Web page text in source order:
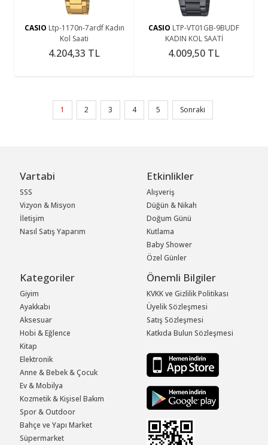
CASIO Ltp-1170n-7ardf Kadın
Kol Saati
4.204,33 TL
CASIO LTP-VT01GB-9BUDF
KADIN KOL SAATİ
4.009,50 TL
1 2 3 4 5 Sonraki
Vartabi
SSS
Vizyon & Misyon
İletişim
Nasıl Satış Yaparım
Etkinlikler
Alışveriş
Düğün & Nikah
Doğum Günü
Kutlama
Baby Shower
Özel Günler
Kategoriler
Giyim
Ayakkabı
Aksesuar
Hobi & Eğlence
Kitap
Elektronik
Anne & Bebek & Çocuk
Ev & Mobilya
Kozmetik & Kişisel Bakım
Spor & Outdoor
Bahçe ve Yapı Market
Süpermarket
Önemli Bilgiler
KVKK ve Gizlilik Politikası
Üyelik Sözleşmesi
Satış Sözleşmesi
Katkıda Bulun Sözleşmesi